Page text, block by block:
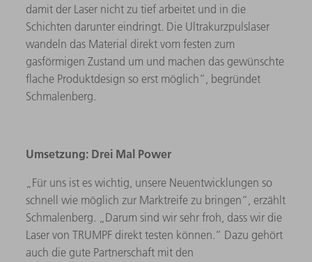
damit der Laser nicht zu tief arbeitet und in die
Schichten darunter eindringt. Die Ultrakurzpulslaser
wandeln das Material direkt vom festen zum
gasförmigen Zustand um und machen das gewünschte
flache Produktdesign so erst möglich“, begründet
Schmalenberg.
Umsetzung: Drei Mal Power
„Für uns ist es wichtig, unsere Neuentwicklungen so
schnell wie möglich zur Marktreife zu bringen“, erzählt
Schmalenberg. „Darum sind wir sehr froh, dass wir die
Laser von TRUMPF direkt testen können.“ Dazu gehört
auch die gute Partnerschaft mit den